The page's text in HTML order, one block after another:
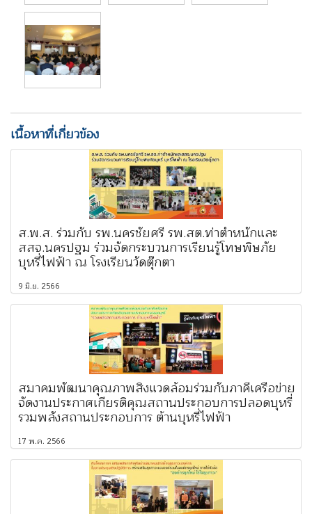
เนื้อหาที่เกี่ยวข้อง
ส.พ.ส. ร่วมกับ รพ.นครชัยศรี รพ.สต.ท่าตำหนักและ
สสจ.นครปฐม ร่วมจัดกระบวนการเรียนรู้โทษพิษภัย
บุหรี่ไฟฟ้า ณ โรงเรียนวัดตุ๊กตา
9 มิ.ย. 2566
สมาคมพัฒนาคุณภาพสิ่งแวดล้อมร่วมกับภาคีเครือข่าย
จัดงานประกาศเกียรติคุณสถานประกอบการปลอดบุหรี่
รวมพลังสถานประกอบการ ต้านบุหรี่ไฟฟ้า
17 พ.ค. 2566